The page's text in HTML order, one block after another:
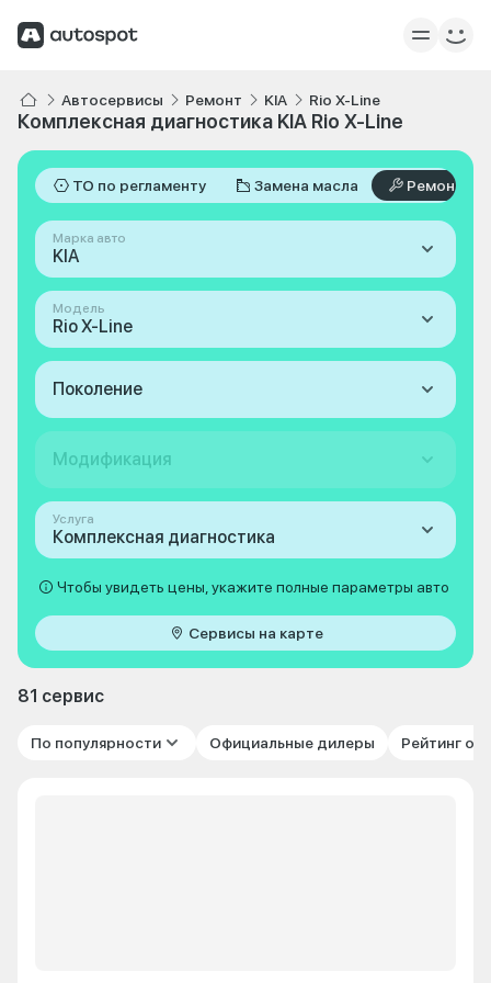
Автосервисы Ремонт KIA Rio X-Line
Комплексная диагностика KIA Rio X-Line
ТО по регламенту Замена масла Ремонт
Марка авто
KIA
Модель
Rio X-Line
Поколение
Модификация
Услуга
Комплексная диагностика
Чтобы увидеть цены, укажите полные параметры авто
Сервисы на карте
81 сервис
По популярности Официальные дилеры Рейтинг